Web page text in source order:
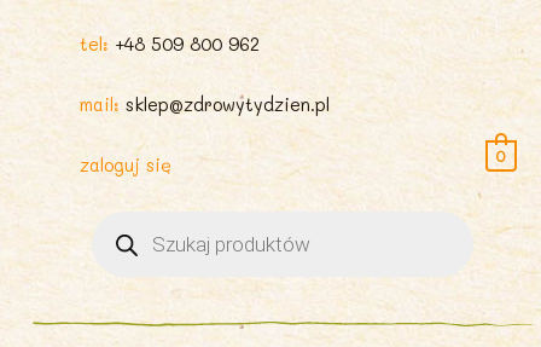
tel: +48 509 800 962
mail: sklep@zdrowytydzien.pl
zaloguj się
produktów
0